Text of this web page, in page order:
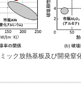
ック放熱基板及び開発窒